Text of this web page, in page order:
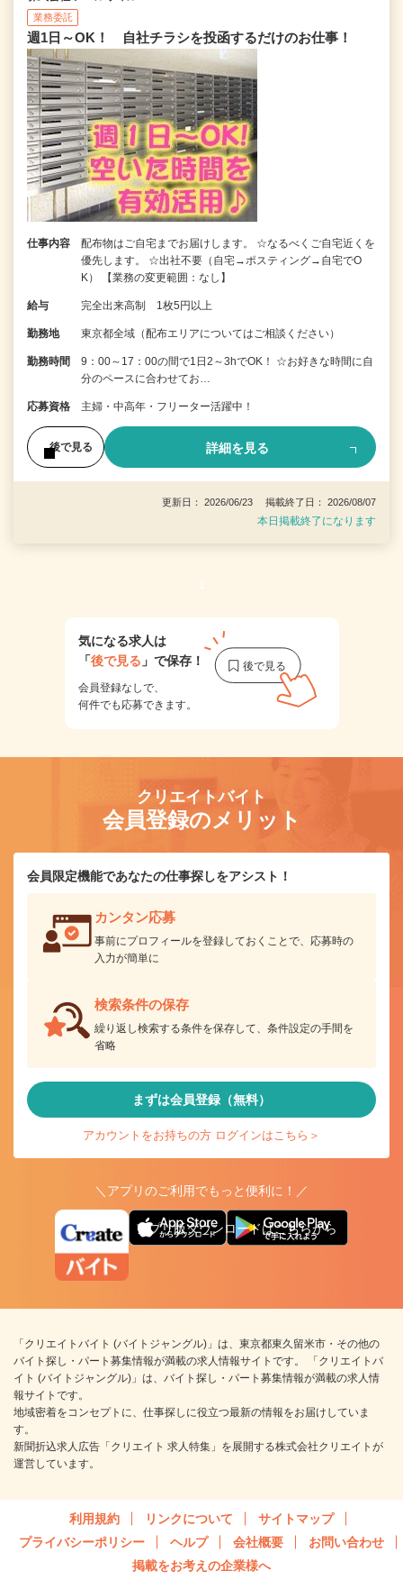
業務委託
週1日～OK！ 自社チラシを投函するだけのお仕事！
仕事内容
配布物はご自宅までお届けします。 ☆なるべくご自宅近くを
優先します。 ☆出社不要（自宅→ポスティング→自宅でO
K） 【業務の変更範囲：なし】
給与 完全出来高制 1枚5円以上
勤務地 東京都全域（配布エリアについてはご相談ください）
勤務時間
9：00～17：00の間で1日2～3hでOK！ ☆お好きな時間に自
分のペースに合わせてお…
応募資格 主婦・中高年・フリーター活躍中！
後で見る 詳細を見る
更新日： 2026/06/23 掲載終了日： 2026/08/07
本日掲載終了になります
1
気になる求人は
「後で見る 」で保存！
会員登録なしで、
何件でも応募できます。
クリエイトバイト
会員登録のメリット
会員限定機能であなたの仕事探しをアシスト！
カンタン応募
事前にプロフィールを登録しておくことで、応募時の
入力が簡単に
検索条件の保存
繰り返し検索する条件を保存して、条件設定の手間を
省略
まずは会員登録（無料）
アカウントをお持ちの方 ログインはこちら＞
＼アプリのご利用でもっと便利に！／
アプリ版ダウンロードはこちらから
「クリエイトバイト (バイトジャングル)」は、東京都東久留米市・その他の
バイト探し・パート募集情報が満載の求人情報サイトです。 「クリエイトバ
イト (バイトジャングル)」は、バイト探し・パート募集情報が満載の求人情
報サイトです。
地域密着をコンセプトに、仕事探しに役立つ最新の情報をお届けしていま
す。
新聞折込求人広告「クリエイト 求人特集」を展開する株式会社クリエイトが
運営しています。
利用規約 リンクについて
サイトマップ
プライバシーポリシー
ヘルプ 会社概要
お問い合わせ
掲載をお考えの企業様へ